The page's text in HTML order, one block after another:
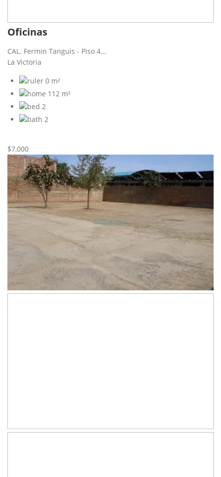
Oficinas
CAL. Fermin Tanguis - Piso 4...
La Victoria
0 m²
112 m²
2
2
$7,000